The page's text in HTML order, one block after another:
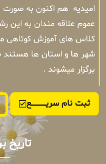
امیدیه هم اکنون به
عموم علاقه مندان به این
کلاس های آموزش کوتاهی مو
برگزار میشوند .
ثبت نام سریــــــــــــع
تاریخ